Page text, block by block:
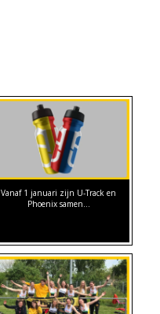
Vanaf 1 januari zijn U-Track en
Phoenix samen…